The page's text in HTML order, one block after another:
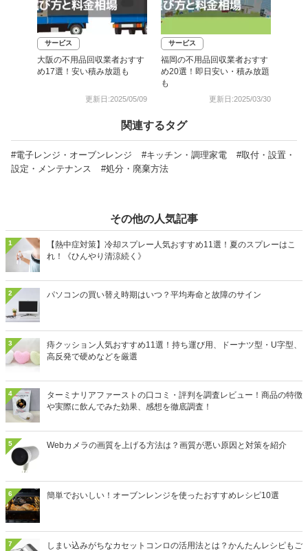
サービス
大阪の不用品回収業者おすす
め17選！安い積み放題も
更新日:2025/05/09
サービス
福岡の不用品回収業者おすす
め20選！即日安い・積み放題
も
更新日:2025/03/30
関連するタグ
#電子レンジ・オーブンレンジ #キッチン・調理家電
#取付・設置・
設定・メンテナンス
#処分・廃棄方法
その他の人気記事
1
【熱中症対策】冷却スプレー人気おすすめ11選！夏のスプレーはこ
れ！《ひんやり清涼続く》
2 パソコンの買い替え時期はいつ？平均寿命と故障のサイン
3
痔クッション人気おすすめ11選！持ち運び用、ドーナツ型・U字型、
高反発で硬めなどを厳選
4
ターミナリアファーストの口コミ・評判を調査レビュー！商品の特徴
や実際に飲んでみた効果、感想を徹底調査！
5 Webカメラの画質を上げる方法は？画質が悪い原因と対策を紹介
6 簡単でおいしい！オーブンレンジを使ったおすすめレシピ10選
7
しまい込みがちなカセットコンロの活用法とは？かんたんレシピもご